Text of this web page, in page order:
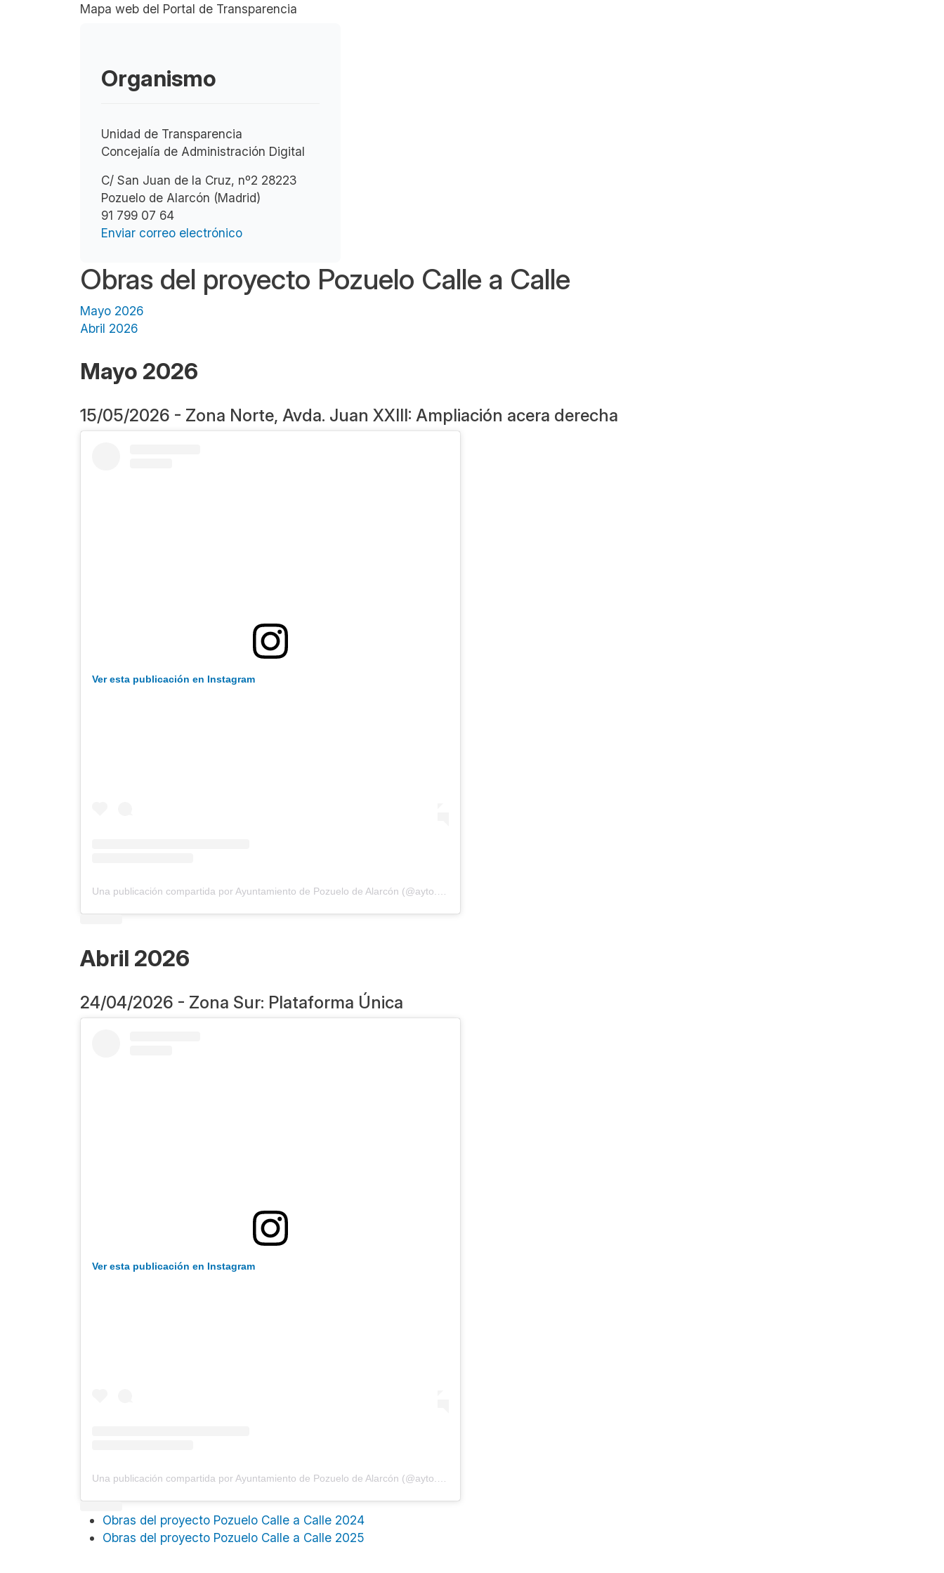
Mapa web del Portal de Transparencia
Organismo
Unidad de Transparencia
Concejalía de Administración Digital
C/ San Juan de la Cruz, nº2 28223
Pozuelo de Alarcón (Madrid)
91 799 07 64
Enviar correo electrónico
Obras del proyecto Pozuelo Calle a Calle
Mayo 2026
Abril 2026
Mayo 2026
15/05/2026 - Zona Norte, Avda. Juan XXIII: Ampliación acera derecha
Ver esta publicación en Instagram
Abril 2026
24/04/2026 - Zona Sur: Plataforma Única
Ver esta publicación en Instagram
Obras del proyecto Pozuelo Calle a Calle 2024
Obras del proyecto Pozuelo Calle a Calle 2025